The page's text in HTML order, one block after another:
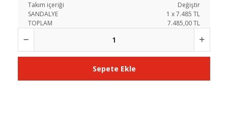
Takım içeriği
Değiştir
SANDALYE
1 x7.485 TL
TOPLAM
7.485,00 TL
Sepete Ekle